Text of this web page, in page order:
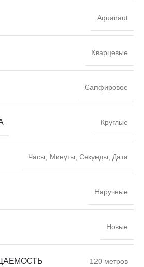
Aquanaut
Кварцевые
Сапфировое
Круглые
Часы, Минуты, Секунды, Дата
Наручные
Новые
120 метров